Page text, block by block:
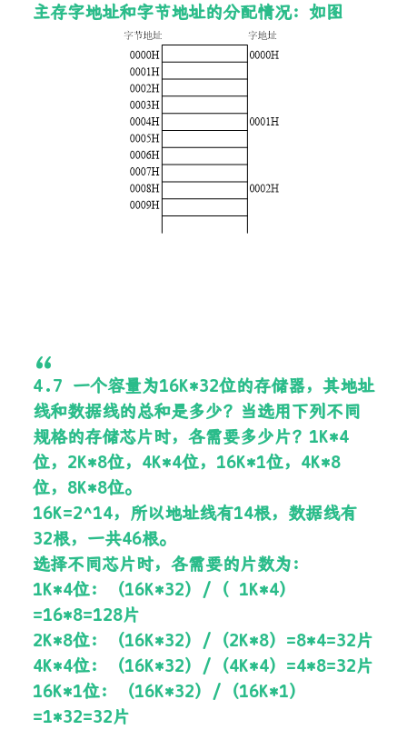
主存字地址和字节地址的分配情况：如图
4.7 一个容量为16K*32位的存储器，其地址
线和数据线的总和是多少？当选用下列不同
规格的存储芯片时，各需要多少片？1K*4
位，2K*8位，4K*4位，16K*1位，4K*8
位，8K*8位。
16K=2^14，所以地址线有14根，数据线有
32根，一共46根。
选择不同芯片时，各需要的片数为：
1K*4位：（16K*32）/（ 1K*4）
=16*8=128片
2K*8位：（16K*32）/（2K*8）=8*4=32片
4K*4位：（16K*32）/（4K*4）=4*8=32片
16K*1位：（16K*32）/（16K*1）
=1*32=32片